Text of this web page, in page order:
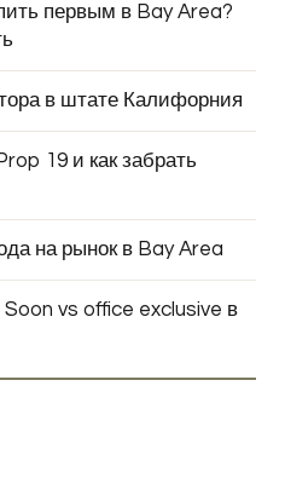
первым в Bay Area?
в штате Калифорния
19 и как забрать
на рынок в Bay Area
vs office exclusive в